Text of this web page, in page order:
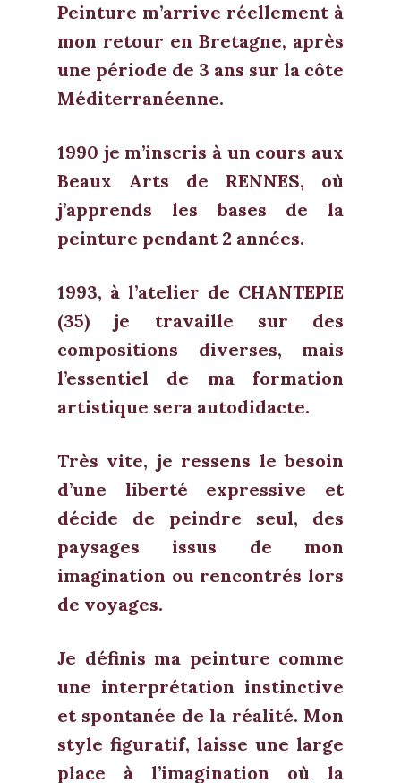
Peinture m’arrive réellement à
mon retour en Bretagne, après
une période de 3 ans sur la côte
Méditerranéenne.
1990 je m’inscris à un cours aux
Beaux Arts de RENNES, où
j’apprends les bases de la
peinture pendant 2 années.
1993, à l’atelier de CHANTEPIE
(35) je travaille sur des
compositions diverses, mais
l’essentiel de ma formation
artistique sera autodidacte.
Très vite, je ressens le besoin
d’une liberté expressive et
décide de peindre seul, des
paysages issus de mon
imagination ou rencontrés lors
de voyages.
Je définis ma peinture comme
une interprétation instinctive
et spontanée de la réalité. Mon
style figuratif, laisse une large
place à l’imagination où la